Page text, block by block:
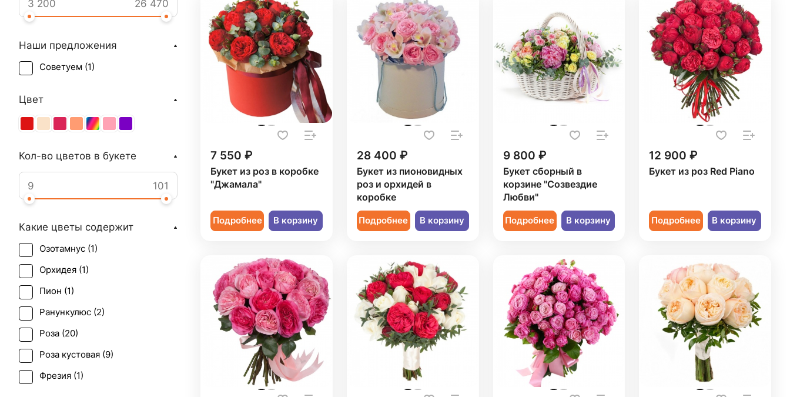
7 550 ₽
Букет из роз в коробке
"Джамала"
Подробнее В корзину
28 400 ₽
Букет из пионовидных
роз и орхидей в
коробке
Подробнее В корзину
9 800 ₽
Букет сборный в
корзине "Созвездие
Любви"
Подробнее В корзину
12 900 ₽
Букет из роз Red Piano
Подробнее В корзину
Наши предложения
Советуем (1)
Цвет
Кол-во цветов в букете
Какие цветы содержит
Озотамнус (1)
Орхидея (1)
Пион (1)
Ранункулюс (2)
Роза (20)
Роза кустовая (9)
Фрезия (1)